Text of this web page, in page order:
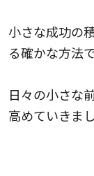
小さな成功の
る確かな方法で
日々の小さな
高めていきま